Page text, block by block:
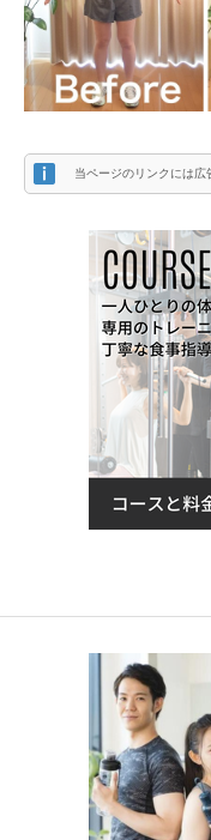
当ページのリンクには広